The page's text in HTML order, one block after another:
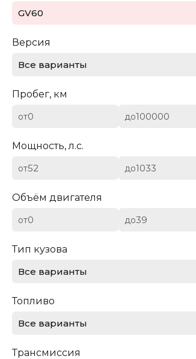
Chevrolet
Dodge
Ferrari
Ford
GV60
Версия
Все варианты
Пробег, км
от до
Мощность, л.с.
от до
Объём двигателя
от до
Тип кузова
Все варианты
Топливо
Все варианты
Трансмиссия